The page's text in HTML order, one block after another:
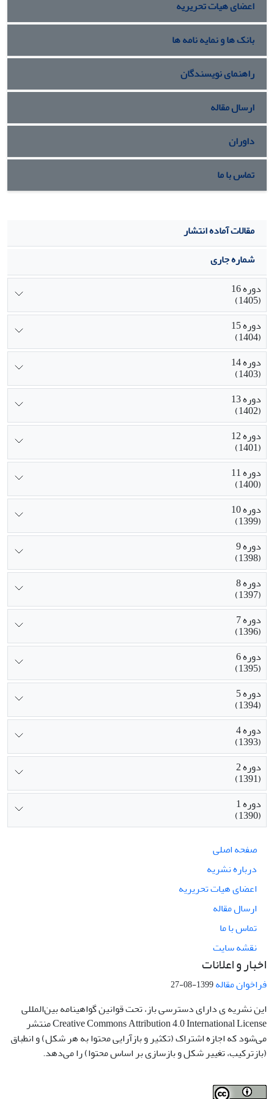
اعضای هیات تحریریه
بانک ها و نمایه نامه ها
راهنمای نویسندگان
ارسال مقاله
داوران
تماس با ما
مقالات آماده انتشار
شماره جاری
دوره 16
(1405)
دوره 15
(1404)
دوره 14
(1403)
دوره 13
(1402)
دوره 12
(1401)
دوره 11
(1400)
دوره 10
(1399)
دوره 9
(1398)
دوره 8
(1397)
دوره 7
(1396)
دوره 6
(1395)
دوره 5
(1394)
دوره 4
(1393)
دوره 2
(1391)
دوره 1
(1390)
صفحه اصلی
درباره نشریه
اعضای هیات تحریریه
ارسال مقاله
تماس با ما
نقشه سایت
اخبار و اعلانات
فراخوان مقاله1399-08-27
این نشریه ی دارای دسترسی باز، تحت قوانین گواهینامه بین‌المللی
Creative Commons Attribution 4.0 International License منتشر
می‌شود که اجازه اشتراک (تکثیر و بازآرایی محتوا به هر شکل) و انطباق
(بازترکیب، تغییر شکل و بازسازی بر اساس محتوا) را می‌دهد.